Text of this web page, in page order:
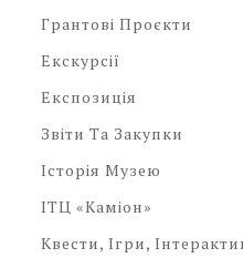
Грантові Проєкти
Екскурсії
Експозиція
Звіти Та Закупки
Історія Музею
ІТЦ «Каміон»
Квести, Ігри,